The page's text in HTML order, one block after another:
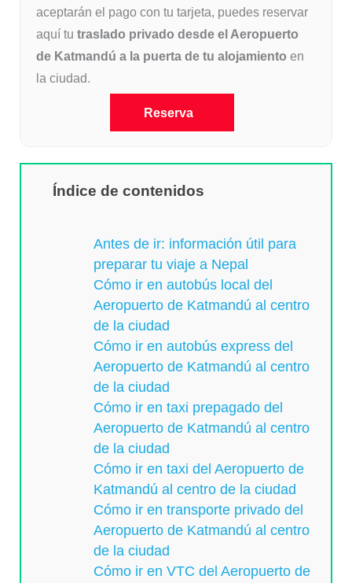
aceptarán el pago con tu tarjeta, puedes reservar
aquí tu traslado privado desde el Aeropuerto
de Katmandú a la puerta de tu alojamiento en
la ciudad.
Reserva
Índice de contenidos
Antes de ir: información útil para
preparar tu viaje a Nepal
Cómo ir en autobús local del
Aeropuerto de Katmandú al centro
de la ciudad
Cómo ir en autobús express del
Aeropuerto de Katmandú al centro
de la ciudad
Cómo ir en taxi prepagado del
Aeropuerto de Katmandú al centro
de la ciudad
Cómo ir en taxi del Aeropuerto de
Katmandú al centro de la ciudad
Cómo ir en transporte privado del
Aeropuerto de Katmandú al centro
de la ciudad
Cómo ir en VTC del Aeropuerto de